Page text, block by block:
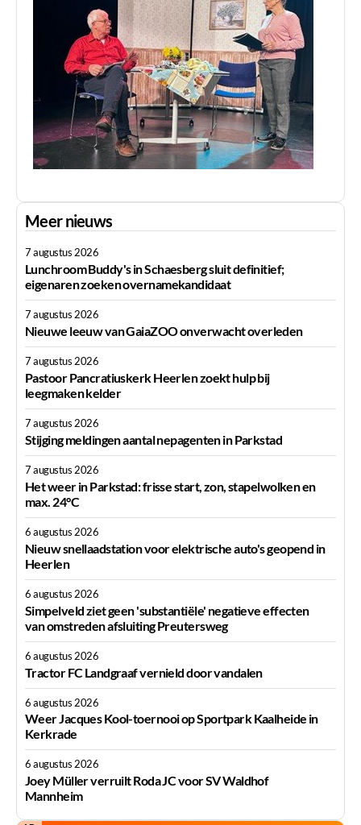
Meer nieuws
7 augustus 2026
Lunchroom Buddy's in Schaesberg sluit definitief;
eigenaren zoeken overnamekandidaat
7 augustus 2026
Nieuwe leeuw van GaiaZOO onverwacht overleden
7 augustus 2026
Pastoor Pancratiuskerk Heerlen zoekt hulp bij
leegmaken kelder
7 augustus 2026
Stijging meldingen aantal nepagenten in Parkstad
7 augustus 2026
Het weer in Parkstad: frisse start, zon, stapelwolken en
max. 24°C
6 augustus 2026
Nieuw snellaadstation voor elektrische auto's geopend in
Heerlen
6 augustus 2026
Simpelveld ziet geen 'substantiële' negatieve effecten
van omstreden afsluiting Preutersweg
6 augustus 2026
Tractor FC Landgraaf vernield door vandalen
6 augustus 2026
Weer Jacques Kool-toernooi op Sportpark Kaalheide in
Kerkrade
6 augustus 2026
Joey Müller verruilt Roda JC voor SV Waldhof
Mannheim